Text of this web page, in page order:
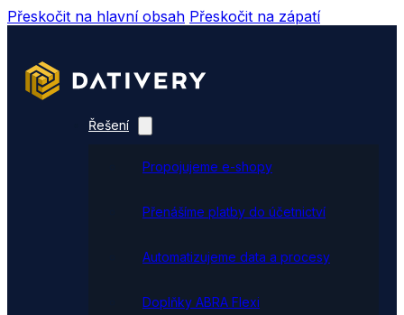
Přeskočit na hlavní obsah Přeskočit na zápatí
Řešení
Propojujeme e-shopy
Přenášíme platby do účetnictví
Automatizujeme data a procesy
Doplňky ABRA Flexi